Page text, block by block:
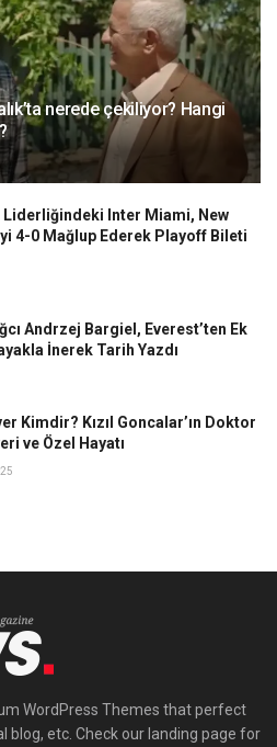
nerede çekiliyor? Hangi
Liderliğindeki Inter Miami, New
4-0 Mağlup Ederek Playoff Bileti
Andrzej Bargiel, Everest’ten Ek
İnerek Tarih Yazdı
Kimdir? Kızıl Goncalar’ın Doktor
ve Özel Hayatı
WordPress Themes that perfect
blog, etc. Check our landing page for